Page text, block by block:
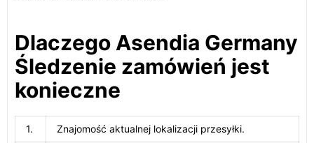
Dlaczego Asendia Germany
Śledzenie zamówień jest
konieczne
1. Znajomość aktualnej lokalizacji przesyłki.